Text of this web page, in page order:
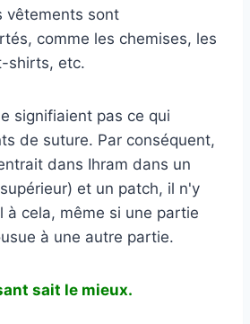
vêtements sont
comme les chemises, les
shirts, etc.
signifiaient pas ce qui
de suture. Par conséquent,
dans Ihram dans un
et un patch, il n'y
à cela, même si une partie
à une autre partie.
sait le mieux.